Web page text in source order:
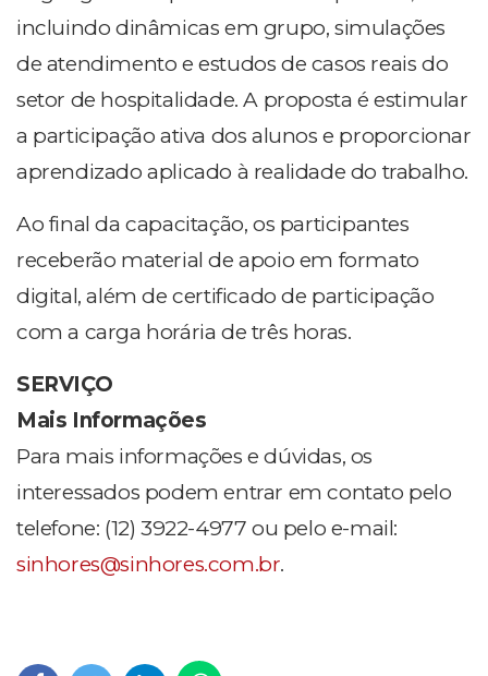
incluindo dinâmicas em grupo, simulações
de atendimento e estudos de casos reais do
setor de hospitalidade. A proposta é estimular
a participação ativa dos alunos e proporcionar
aprendizado aplicado à realidade do trabalho.
Ao final da capacitação, os participantes
receberão material de apoio em formato
digital, além de certificado de participação
com a carga horária de três horas.
SERVIÇO
Mais Informações
Para mais informações e dúvidas, os
interessados podem entrar em contato pelo
telefone: (12) 3922-4977 ou pelo e-mail:
sinhores@sinhores.com.br.